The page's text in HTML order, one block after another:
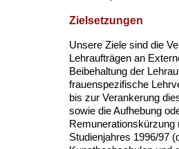
Zielsetzungen
Unsere Ziele sind die
Lehraufträgen an
Beibehaltung der
frauenspezifische
bis zur Verankerung
sowie die Aufhebung
Studienjahres 1996/97